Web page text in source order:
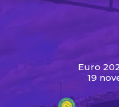
Euro
19